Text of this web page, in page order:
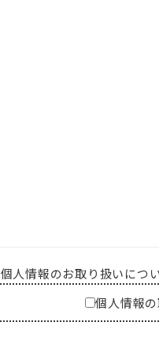
個人情報のお取り扱いにつ
個人情報